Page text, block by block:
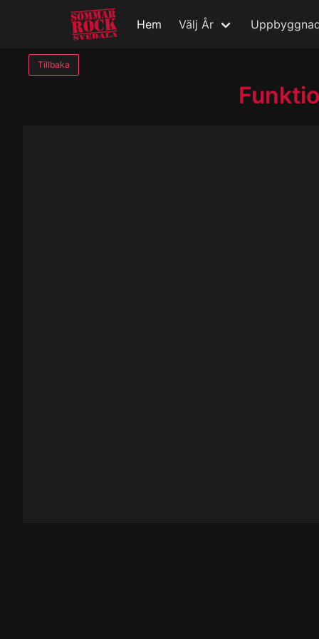
Hem Välj År
Tillbaka